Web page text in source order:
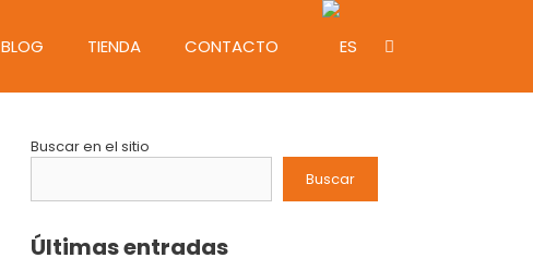
BLOG TIENDA CONTACTO
Buscar en el sitio
Buscar
Últimas entradas